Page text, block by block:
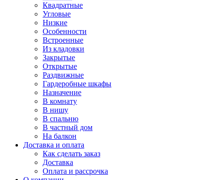
Квадратные
Угловые
Низкие
Особенности
Встроенные
Из кладовки
Закрытые
Открытые
Раздвижные
Гардеробные шкафы
Назначение
В комнату
В нишу
В спальню
В частный дом
На балкон
Доставка и оплата
Как сделать заказ
Доставка
Оплата и рассрочка